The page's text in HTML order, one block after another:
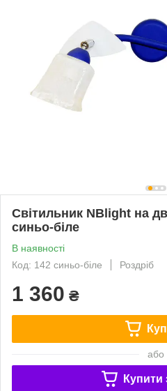
Світильник NBlight на
синьо-біле
В наявності
Код: 142 синьо-біле
Роздріб
1 360 ₴
або
Купити